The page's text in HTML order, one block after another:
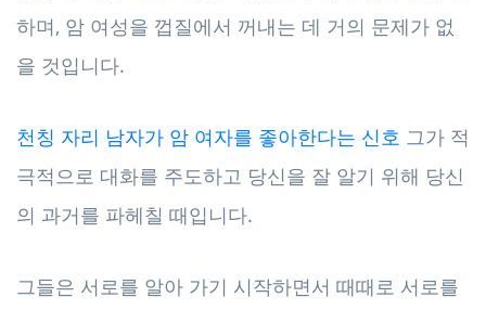
하며, 암 여성을 껍질에서 꺼내는 데 거의 문제가 없
을 것입니다.
천칭 자리 남자가 암 여자를 좋아한다는 신호 그가 적
극적으로 대화를 주도하고 당신을 잘 알기 위해 당신
의 과거를 파헤칠 때입니다.
그들은 서로를 알아 가기 시작하면서 때때로 서로를